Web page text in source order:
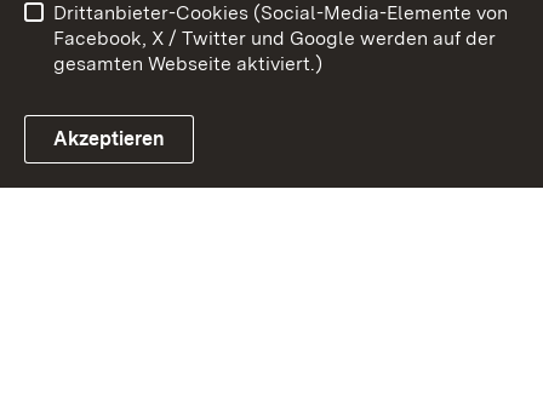
Link zum Landesportal
Impressum
Cookies
Drittanbieter-Cookies (Social-Media-Elemente von
Facebook, X / Twitter und Google werden auf der
gesamten Webseite aktiviert.)
Akzeptieren